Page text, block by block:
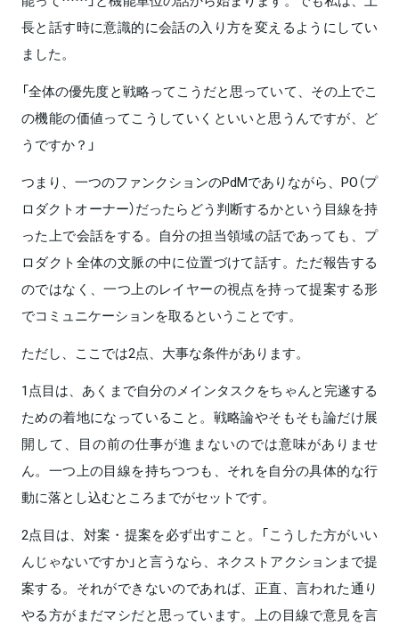
長と話す時に意識的に会話の入り方を変えるようにしてい
ました。
「全体の優先度と戦略ってこうだと思っていて、その上でこ
の機能の価値ってこうしていくといいと思うんですが、ど
うですか？」
つまり、一つのファンクションのPdMでありながら、PO（プ
ロダクトオーナー）だったらどう判断するかという目線を持
った上で会話をする。自分の担当領域の話であっても、プ
ロダクト全体の文脈の中に位置づけて話す。ただ報告する
のではなく、一つ上のレイヤーの視点を持って提案する形
でコミュニケーションを取るということです。
ただし、ここでは2点、大事な条件があります。
1点目は、あくまで自分のメインタスクをちゃんと完遂する
ための着地になっていること。戦略論やそもそも論だけ展
開して、目の前の仕事が進まないのでは意味がありませ
ん。一つ上の目線を持ちつつも、それを自分の具体的な行
動に落とし込むところまでがセットです。
2点目は、対案・提案を必ず出すこと。「こうした方がいい
んじゃないですか」と言うなら、ネクストアクションまで提
案する。それができないのであれば、正直、言われた通り
やる方がまだマシだと思っています。上の目線で意見を言